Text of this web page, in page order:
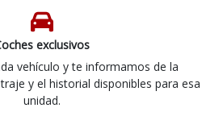
exclusivos
vehículo y te informamos de la
y el historial disponibles para esa
unidad.